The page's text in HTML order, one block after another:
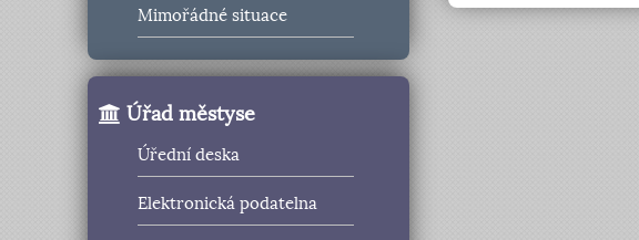
Mimořádné situace
Úřad městyse
Úřední deska
Elektronická podatelna